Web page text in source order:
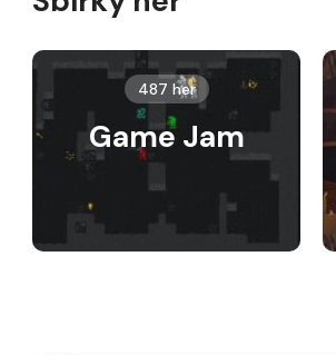
487 her
Game Jam